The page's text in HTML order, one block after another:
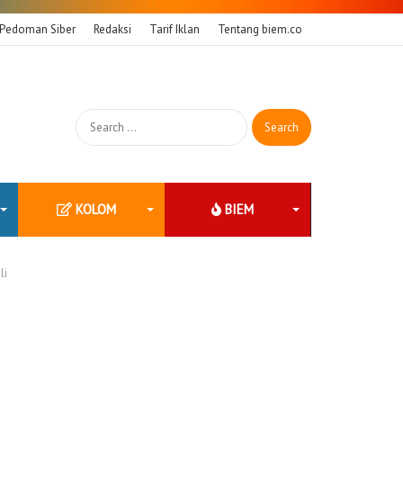
Pedoman Siber Redaksi Tarif Iklan Tentang biem.co
Search
for:
KOLOM BIEM